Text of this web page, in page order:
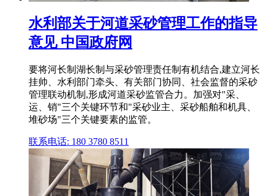
水利部关于河道采砂管理工作的指导
意见 中国政府网
要将河长制湖长制与采砂管理责任制有机结合,建立河长
挂帅、水利部门牵头、有关部门协同、社会监督的采砂
管理联动机制,形成河道采砂监管合力。加强对"采、
运、销"三个关键环节和"采砂业主、采砂船舶和机具、
堆砂场"三个关键要素的监管。
联系电话: 180 3780 8511